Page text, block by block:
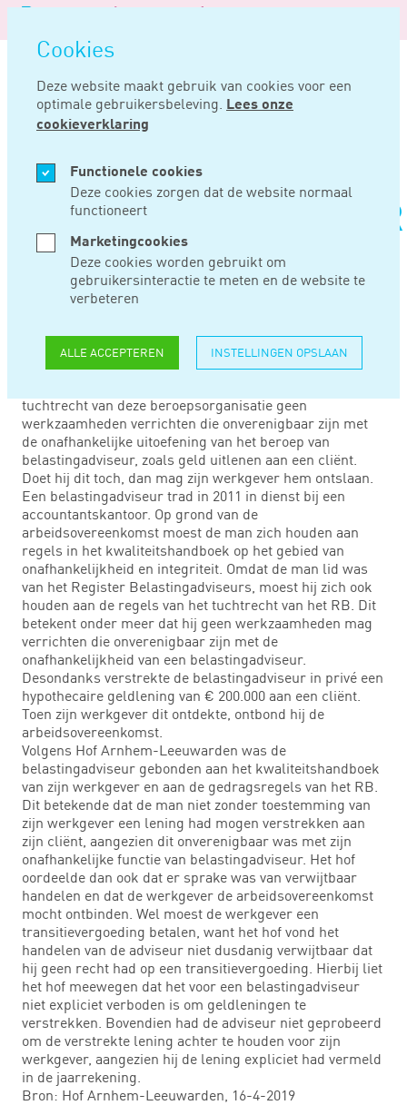
overslaan
Cookies
Deze website maakt gebruik van cookies voor een
optimale gebruikersbeleving. Lees onze
cookieverklaring
Functionele cookies
Deze cookies zorgen dat de website normaal
functioneert
Marketingcookies
Deze cookies worden gebruikt om
gebruikersinteractie te meten en de website te
verbeteren
ALLE ACCEPTEREN INSTELLINGEN OPSLAAN
Logo
Noord
Negentig
Home Nieuws
MEI 09, 2019
BELASTINGADVISEUR
MAG CLIËNT GEEN
GELD LENEN
Een belastingadviseur die lid is van het Register
tuchtrecht van deze beroepsorganisatie geen
werkzaamheden verrichten die onverenigbaar zijn met
de onafhankelijke uitoefening van het beroep van
belastingadviseur, zoals geld uitlenen aan een cliënt.
Doet hij dit toch, dan mag zijn werkgever hem ontslaan.
Een belastingadviseur trad in 2011 in dienst bij een
accountantskantoor. Op grond van de
arbeidsovereenkomst moest de man zich houden aan
regels in het kwaliteitshandboek op het gebied van
onafhankelijkheid en integriteit. Omdat de man lid was
van het Register Belastingadviseurs, moest hij zich ook
houden aan de regels van het tuchtrecht van het RB. Dit
betekent onder meer dat hij geen werkzaamheden mag
verrichten die onverenigbaar zijn met de
onafhankelijkheid van een belastingadviseur.
Desondanks verstrekte de belastingadviseur in privé een
hypothecaire geldlening van € 200.000 aan een cliënt.
Toen zijn werkgever dit ontdekte, ontbond hij de
arbeidsovereenkomst.
Volgens Hof Arnhem-Leeuwarden was de
belastingadviseur gebonden aan het kwaliteitshandboek
van zijn werkgever en aan de gedragsregels van het RB.
Dit betekende dat de man niet zonder toestemming van
zijn werkgever een lening had mogen verstrekken aan
zijn cliënt, aangezien dit onverenigbaar was met zijn
onafhankelijke functie van belastingadviseur. Het hof
oordeelde dan ook dat er sprake was van verwijtbaar
handelen en dat de werkgever de arbeidsovereenkomst
mocht ontbinden. Wel moest de werkgever een
transitievergoeding betalen, want het hof vond het
handelen van de adviseur niet dusdanig verwijtbaar dat
hij geen recht had op een transitievergoeding. Hierbij liet
het hof meewegen dat het voor een belastingadviseur
niet expliciet verboden is om geldleningen te
verstrekken. Bovendien had de adviseur niet geprobeerd
om de verstrekte lening achter te houden voor zijn
werkgever, aangezien hij de lening expliciet had vermeld
in de jaarrekening.
Bron: Hof Arnhem-Leeuwarden, 16-4-2019